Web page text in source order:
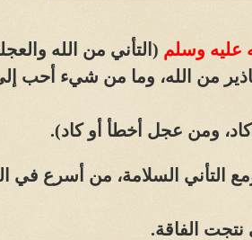
عليه وسلم (التأني من الله
من الله، وما من شيء أحب
ومن عجل أخطأ أو كاد).
التأني السلامة، من أسرع في
نتجت الفاقة.